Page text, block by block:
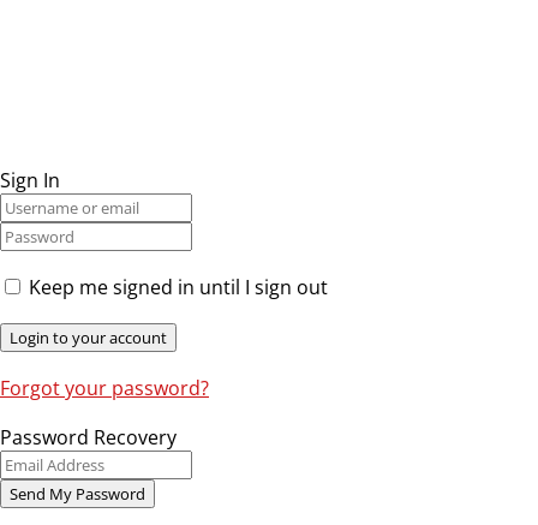
Sign In
Keep me signed in until I sign out
Forgot your password?
Password Recovery